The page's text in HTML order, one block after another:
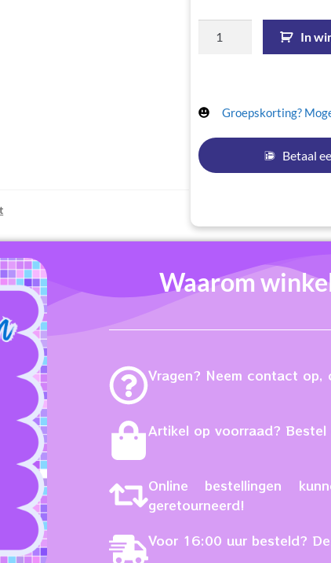
In
Groepskorting?
Betaal
Waarom
Vragen? Neem contact op,
Artikel op voorraad?
Online bestellingen
geretourneerd!
Voor 16:00 uur besteld?